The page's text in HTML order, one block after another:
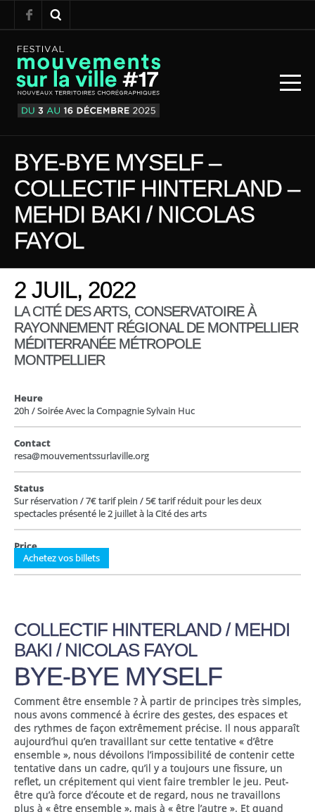
BYE-BYE MYSELF –
COLLECTIF HINTERLAND –
MEHDI BAKI / NICOLAS
FAYOL
2 JUIL, 2022
LA CITÉ DES ARTS, CONSERVATOIRE À
RAYONNEMENT RÉGIONAL DE MONTPELLIER
MÉDITERRANÉE MÉTROPOLE
MONTPELLIER
Heure
20h / Soirée Avec la Compagnie Sylvain Huc
Contact
resa@mouvementssurlaville.org
Status
Sur réservation / 7€ tarif plein / 5€ tarif réduit pour les deux
spectacles présenté le 2 juillet à la Cité des arts
Price
Achetez vos billets
COLLECTIF HINTERLAND / MEHDI
BAKI / NICOLAS FAYOL
BYE-BYE MYSELF
Comment être ensemble ? À partir de principes très simples,
nous avons commencé à écrire des gestes, des espaces et
des rythmes de façon extrêmement précise. Il nous apparaît
aujourd’hui qu’en travaillant sur cette tentative « d’être
ensemble », nous dévoilons l’impossibilité de contenir cette
tentative dans un cadre, qu’il y a toujours une fissure, un
reflet, un crépitement qui vient faire trembler le jeu. Peut-
être qu’à force d’écoute et de regard, nous ne travaillons
plus à « être ensemble », mais à « être l’autre ». Et quand